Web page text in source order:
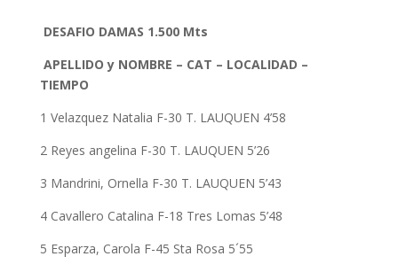
DESAFIO DAMAS 1.500 Mts
APELLIDO y NOMBRE – CAT – LOCALIDAD –
TIEMPO
1 Velazquez Natalia F-30 T. LAUQUEN 4’58
2 Reyes angelina F-30 T. LAUQUEN 5’26
3 Mandrini, Ornella F-30 T. LAUQUEN 5’43
4 Cavallero Catalina F-18 Tres Lomas 5’48
5 Esparza, Carola F-45 Sta Rosa 5´55